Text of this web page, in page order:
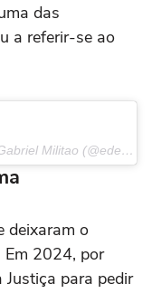
das
a referir-se ao
Uma publicação compartilhada por Eder Gabriel Militao (@edermilitao)
deixaram o
Em 2024, por
para pedir